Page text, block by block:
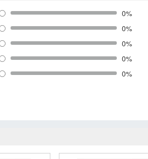
0%
0%
0%
0%
0%